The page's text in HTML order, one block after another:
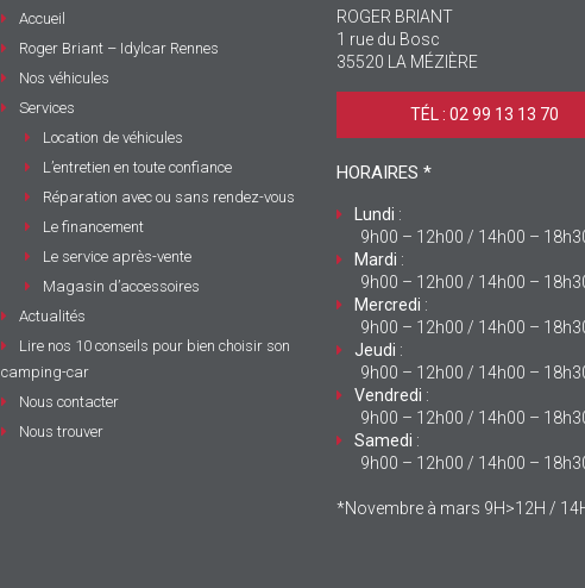
Accueil
Roger Briant – Idylcar Rennes
Nos véhicules
Services
Location de véhicules
L’entretien en toute confiance
Réparation avec ou sans rendez-vous
Le financement
Le service après-vente
Magasin d’accessoires
Actualités
Lire nos 10 conseils pour bien choisir son
camping-car
Nous contacter
Nous trouver
ROGER BRIANT
1 rue du Bosc
35520 LA MÉZIÈRE
TÉL : 02 99 13 13 70 ‎
HORAIRES *
Lundi :
9h00 – 12h00 / 14h00 –
Mardi :
9h00 – 12h00 / 14h00 –
Mercredi :
9h00 – 12h00 / 14h00 –
Jeudi :
9h00 – 12h00 / 14h00 –
Vendredi :
9h00 – 12h00 / 14h00 –
Samedi :
9h00 – 12h00 / 14h00 –
*Novembre à mars 9H>12H /